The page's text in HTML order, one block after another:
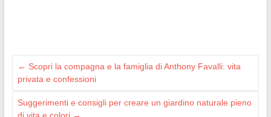
← Scopri la compagna e la famiglia di Anthony Favalli: vita
privata e confessioni
Suggerimenti e consigli per creare un giardino naturale pieno
di vita e colori →